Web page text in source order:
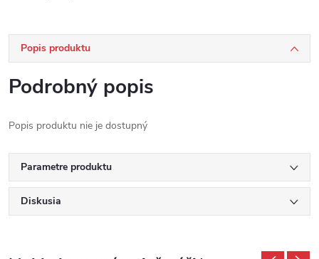
Popis produktu
Podrobný popis
Popis produktu nie je dostupný
Parametre produktu
Diskusia